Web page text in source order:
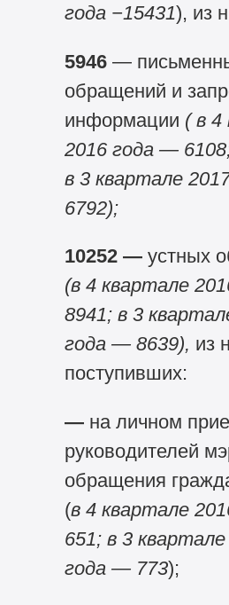
года −15431), из
5946—
обращений и
информации ( в 4
2016 года —
в 3 квартале
6792);
10252 — устных
(в 4 квартале
8941; в 3
года — 8639), из
поступивших:
— на личном
руководителей
обращения
(в 4 квартале
651; в 3
года — 773);